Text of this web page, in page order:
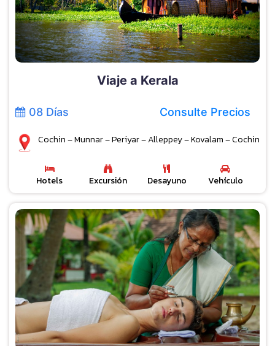
Viaje a Kerala
08 Días Consulte Precios
Cochin – Munnar – Periyar – Alleppey – Kovalam – Cochin
Hotels Excursión Desayuno Vehículo